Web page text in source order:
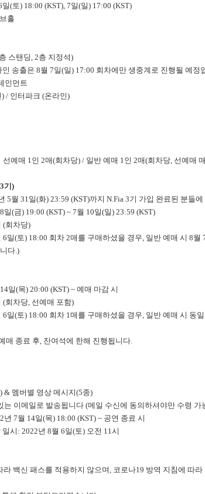
(토) 18:00 (KST), 7일(일) 17:00 (KST)
홀
스탠딩, 2층 지정석)
송출은 8월 7일(일) 17:00 회차에만 생중계로 진행될 예정
인먼트
/ 인터파크 (온라인)
예매 1인 2매(회차당) / 일반 예매 1인 2매(회차당, 선예매
기)
5월 31일(화) 23:59 (KST)까지 N.Fia 3기 가입 완료된 분들
일(금) 19:00 (KST) ~ 7월 10일(일) 23:59 (KST)
(회차당)
일(토) 18:00 회차 2매를 구매하셨을 경우, 일반 예매 시 8
다.)
일(목) 20:00 (KST) ~ 예매 마감 시
(회차당, 선예매 포함)
일(토) 18:00 회차 1매를 구매하셨을 경우, 일반 예매 시 동
매 종료 후, 잔여석에 한해 진행됩니다.
& 멤버별 영상 메시지(5종)
이메일로 발송됩니다 (메일 수신에 동의하셔야만 수령 가
7월 14일(목) 18:00 (KST) ~ 공연 종료 시
시: 2022년 8월 6일(토) 오전 11시
라 백신 패스를 적용하지 않으며, 코로나19 방역 지침에 따